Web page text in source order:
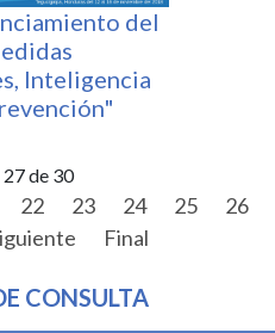
del
Inteligencia
27 de 30
22 23 24 25
26
Final
CONSULTA